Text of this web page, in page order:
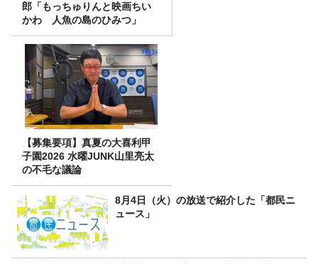
郎「もっちゅりんと映画ちい
かわ 人魚の島のひみつ」
【募集要項】真夏の大喜利甲
子園2026 水曜JUNK山里亮太
の不毛な議論
8月4日（火）の放送で紹介した「都民ニ
ュース」